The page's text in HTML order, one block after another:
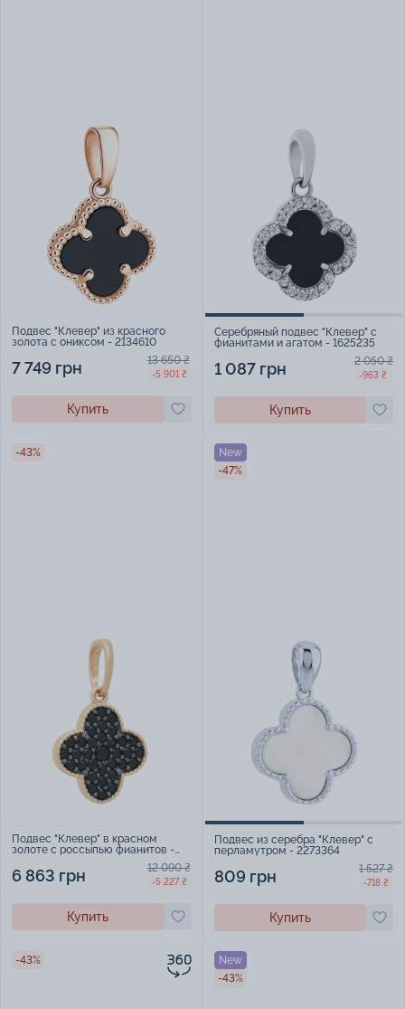
Подвес "Клевер" из красного
золота с ониксом - 2134610
7 749 грн 13 650 ₴
-5 901 ₴
Купить
Серебряный подвес "Клевер" с
фианитами и агатом - 1625235
1 087 грн 2 050 ₴
-963 ₴
Купить
-43%
Подвес "Клевер" в красном
золоте с россыпью фианитов -
6 863 грн 12 090 ₴
-5 227 ₴
Купить
New
-47%
Подвес из серебра "Клевер" с
перламутром - 2273364
809 грн 1 527 ₴
-718 ₴
Купить
-43%
New
-43%